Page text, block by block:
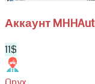
Аккаунт
11$